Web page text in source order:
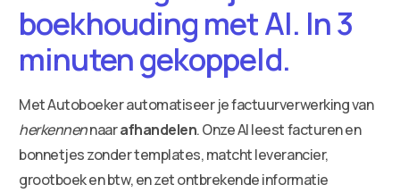
boekhouding met AI. In 3
minuten gekoppeld.
Met Autoboeker automatiseer je factuurverwerking van
herkennennaarafhandelen. Onze AI leest facturen en
bonnetjes zonder templates, matcht leverancier,
grootboek en btw, en zet ontbrekende informatie